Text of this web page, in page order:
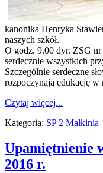
kanonika Henryka
naszych szkół.
O godz. 9.00 dyr. ZSG nr
serdecznie wszystkich
Szczególnie serdeczne
rozpoczynają edukację w
Czytaj więcej...
Kategoria: SP 2 Małkinia
Upamiętnienie
2016 r.